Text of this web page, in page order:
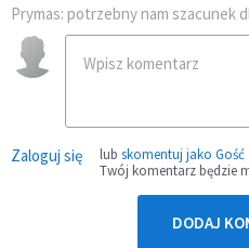
Prymas: potrzebny nam szacunek
Zaloguj się lub skomentuj jako Gość
Twój komentarz będzie
DODAJ